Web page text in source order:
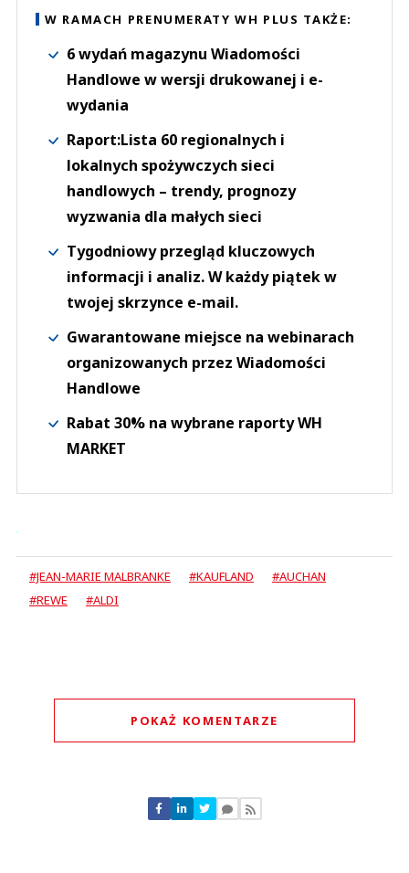
W RAMACH PRENUMERATY WH PLUS TAKŻE:
6 wydań magazynu Wiadomości
Handlowe w wersji drukowanej i e-
wydania
Raport:Lista 60 regionalnych i
lokalnych spożywczych sieci
handlowych – trendy, prognozy
wyzwania dla małych sieci
Tygodniowy przegląd kluczowych
informacji i analiz. W każdy piątek w
twojej skrzynce e-mail.
Gwarantowane miejsce na webinarach
organizowanych przez Wiadomości
Handlowe
Rabat 30% na wybrane raporty WH
MARKET
#JEAN-MARIE MALBRANKE #KAUFLAND
#AUCHAN
#REWE
#ALDI
POKAŻ KOMENTARZE
Nie znaleziono komentarzy
Zostaw swoje komentarze